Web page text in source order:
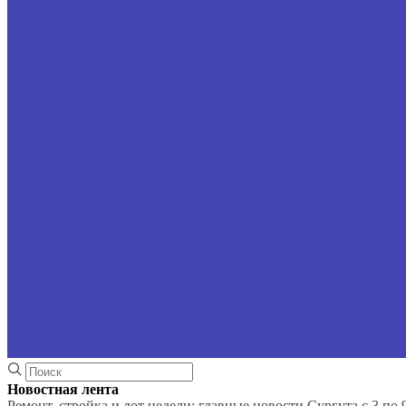
Новостная лента